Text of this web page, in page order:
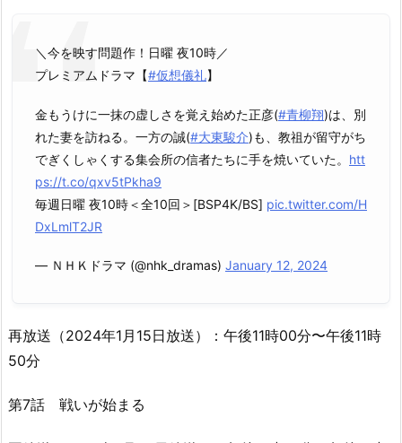
＼今を映す問題作！日曜 夜10時／
プレミアムドラマ【#仮想儀礼】
金もうけに一抹の虚しさを覚え始めた正彦(#青柳翔)は、別
れた妻を訪ねる。一方の誠(#大東駿介)も、教祖が留守がち
でぎくしゃくする集会所の信者たちに手を焼いていた。 htt
ps://t.co/qxv5tPkha9
毎週日曜 夜10時＜全10回＞[BSP4K/BS] pic.twitter.com/H
DxLmlT2JR
— ＮＨＫドラマ (@nhk_dramas) January 12, 2024
再放送（2024年1月15日放送）：午後11時00分〜午後11時
50分
第7話 戦いが始まる